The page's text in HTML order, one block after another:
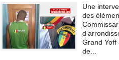
Une
des
Grand Yoff
de...